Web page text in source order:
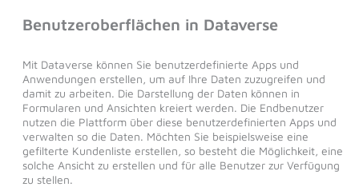
Benutzeroberflächen in Dataverse
Mit Dataverse können Sie benutzerdefinierte Apps und
Anwendungen erstellen, um auf Ihre Daten zuzugreifen und
damit zu arbeiten. Die Darstellung der Daten können in
Formularen und Ansichten kreiert werden. Die Endbenutzer
nutzen die Plattform über diese benutzerdefinierten Apps und
verwalten so die Daten. Möchten Sie beispielsweise eine
gefilterte Kundenliste erstellen, so besteht die Möglichkeit, eine
solche Ansicht zu erstellen und für alle Benutzer zur Verfügung
zu stellen.